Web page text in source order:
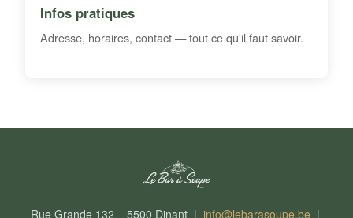
Infos pratiques
Adresse, horaires, contact — tout ce qu'il faut savoir.
Rue Grande 132 – 5500 Dinant | info@lebarasoupe.be|